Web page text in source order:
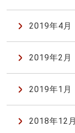
2019年4月
2019年2月
2019年1月
2018年12月